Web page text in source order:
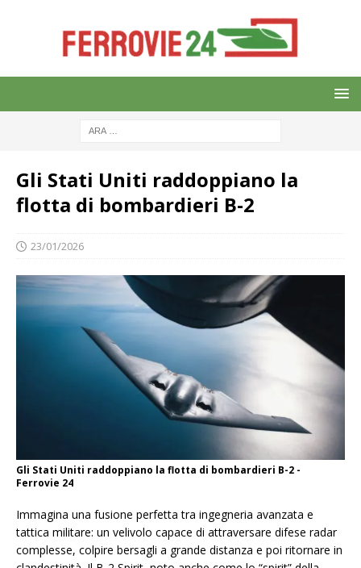
Gli Stati Uniti raddoppiano la
flotta di bombardieri B-2
23/01/2026
Gli Stati Uniti raddoppiano la flotta di bombardieri B-2 -
Ferrovie 24
Immagina una fusione perfetta tra ingegneria avanzata e
tattica militare: un velivolo capace di attraversare difese radar
complesse, colpire bersagli a grande distanza e poi ritornare in